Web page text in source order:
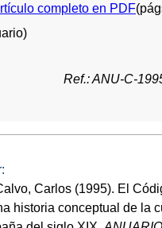
completo en PDF
Ref.: ANU-C-
Carlos (1995). El
historia conceptual de la